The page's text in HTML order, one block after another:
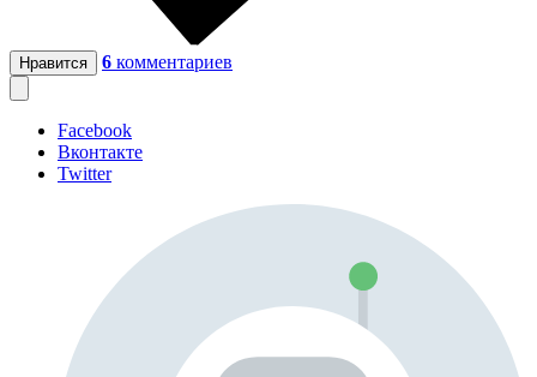
Нравится 6 комментариев
Facebook
Вконтакте
Twitter